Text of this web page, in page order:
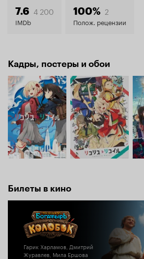
7.4
7.6 4 200
IMDb
100% 2
Полож. рецензии
Кадры, постеры и обои
Билеты в кино
Гарик Харламов, Дмитрий
Журавлев, Мила Ершова